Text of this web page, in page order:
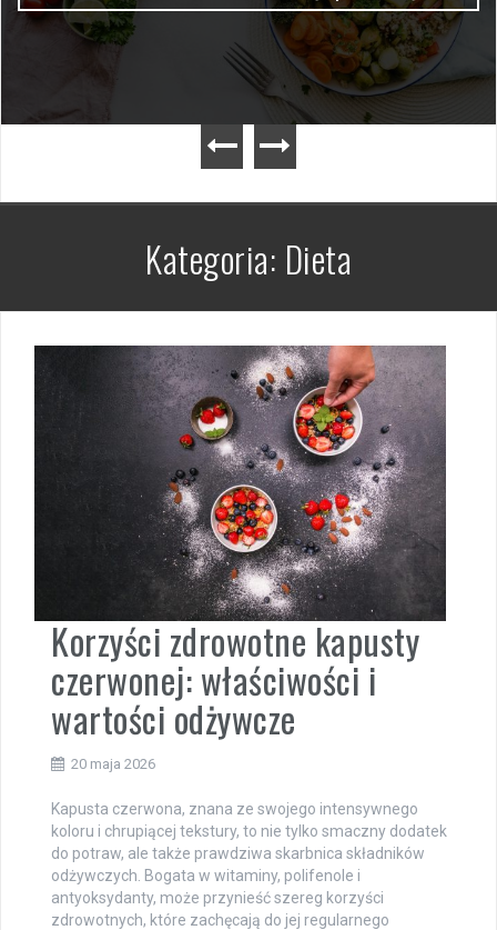
Kategoria: Dieta
Korzyści zdrowotne kapusty
czerwonej: właściwości i
wartości odżywcze
20 maja 2026
Kapusta czerwona, znana ze swojego intensywnego
koloru i chrupiącej tekstury, to nie tylko smaczny dodatek
do potraw, ale także prawdziwa skarbnica składników
odżywczych. Bogata w witaminy, polifenole i
antyoksydanty, może przynieść szereg korzyści
zdrowotnych, które zachęcają do jej regularnego